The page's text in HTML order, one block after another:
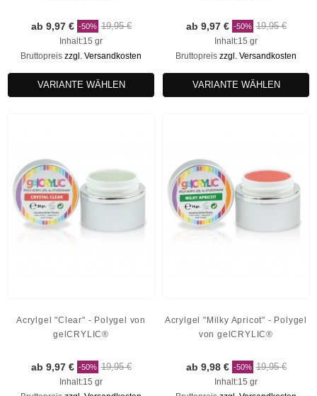
ab 9,97 € -50% 19,95 €
Inhalt:15 gr
Bruttopreis zzgl. Versandkosten
VARIANTE WÄHLEN
ab 9,97 € -50% 19,95 €
Inhalt:15 gr
Bruttopreis zzgl. Versandkosten
VARIANTE WÄHLEN
Acrylgel "Clear" - Polygel von
gelCRYLIC®
ab 9,97 € -50% 19,95 €
Inhalt:15 gr
Acrylgel "Milky Apricot" - Polygel
von gelCRYLIC®
ab 9,98 € -50% 19,95 €
Inhalt:15 gr